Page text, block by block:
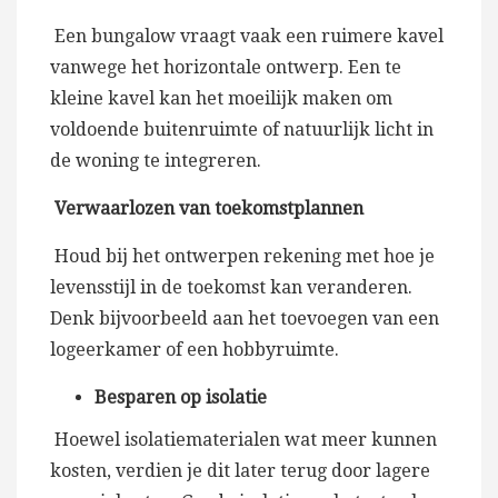
Een bungalow vraagt vaak een ruimere kavel
vanwege het horizontale ontwerp. Een te
kleine kavel kan het moeilijk maken om
voldoende buitenruimte of natuurlijk licht in
de woning te integreren.
Verwaarlozen van toekomstplannen
Houd bij het ontwerpen rekening met hoe je
levensstijl in de toekomst kan veranderen.
Denk bijvoorbeeld aan het toevoegen van een
logeerkamer of een hobbyruimte.
Besparen op isolatie
Hoewel isolatiematerialen wat meer kunnen
kosten, verdien je dit later terug door lagere